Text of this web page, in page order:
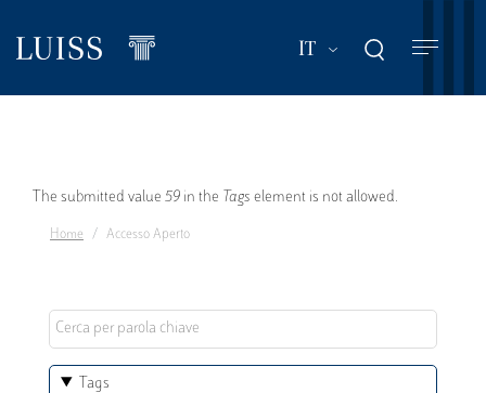
contenuto
IT Mostra ulteriori
Messaggio
di
The submitted value 59 in the Tags element is not allowed.
Home Accesso Aperto
Tags